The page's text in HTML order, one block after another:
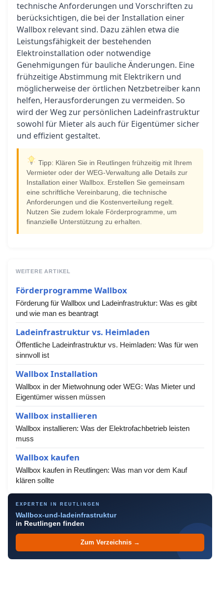
technische Anforderungen und Vorschriften zu
berücksichtigen, die bei der Installation einer
Wallbox relevant sind. Dazu zählen etwa die
Leistungsfähigkeit der bestehenden
Elektroinstallation oder notwendige
Genehmigungen für bauliche Änderungen. Eine
frühzeitige Abstimmung mit Elektrikern und
möglicherweise der örtlichen Netzbetreiber kann
helfen, Herausforderungen zu vermeiden. So
wird der Weg zur persönlichen Ladeinfrastruktur
sowohl für Mieter als auch für Eigentümer sicher
und effizient gestaltet.
Tipp: Klären Sie in Reutlingen frühzeitig mit Ihrem
Vermieter oder der WEG-Verwaltung alle Details zur
Installation einer Wallbox. Erstellen Sie gemeinsam
eine schriftliche Vereinbarung, die technische
Anforderungen und die Kostenverteilung regelt.
Nutzen Sie zudem lokale Förderprogramme, um
finanzielle Unterstützung zu erhalten.
WEITERE ARTIKEL
Förderprogramme Wallbox
Förderung für Wallbox und Ladeinfrastruktur: Was es gibt
und wie man es beantragt
Ladeinfrastruktur vs. Heimladen
Öffentliche Ladeinfrastruktur vs. Heimladen: Was für wen
sinnvoll ist
Wallbox Installation
Wallbox in der Mietwohnung oder WEG: Was Mieter und
Eigentümer wissen müssen
Wallbox installieren
Wallbox installieren: Was der Elektrofachbetrieb leisten
muss
Wallbox kaufen
Wallbox kaufen in Reutlingen: Was man vor dem Kauf
klären sollte
EXPERTEN IN REUTLINGEN
Wallbox-und-ladeinfrastruktur
in Reutlingen finden
Zum Verzeichnis →